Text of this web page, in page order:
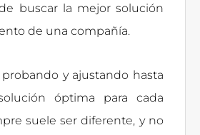
buscar la mejor solución
de una compañía.
y ajustando hasta
óptima para cada
suele ser diferente, y no